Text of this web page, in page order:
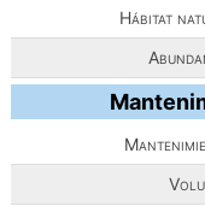
Hábitat